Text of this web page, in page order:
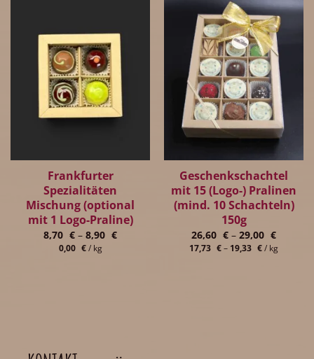
Frankfurter
Spezialitäten
Mischung (optional
mit 1 Logo-Praline)
8,70 € – 8,90 €
0,00 €/ kg
Geschenkschachtel
mit 15 (Logo-) Pralinen
(mind. 10 Schachteln)
150g
26,60 € – 29,00 €
17,73 €– 19,33 €/ kg